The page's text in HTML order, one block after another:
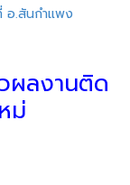
อ.สันกำแพง
ผลงานติด
ม่